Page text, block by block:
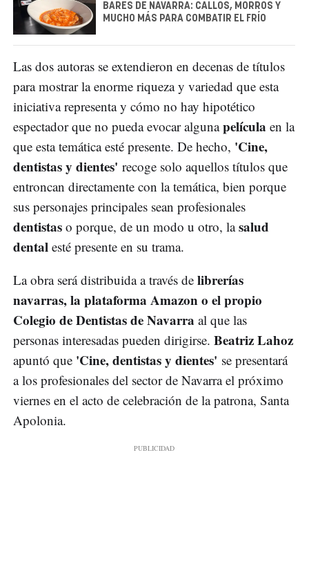
BARES DE NAVARRA: CALLOS, MORROS Y
MUCHO MÁS PARA COMBATIR EL FRÍO
Las dos autoras se extendieron en decenas de títulos
para mostrar la enorme riqueza y variedad que esta
iniciativa representa y cómo no hay hipotético
espectador que no pueda evocar algunapelícula en la
que esta temática esté presente. De hecho, 'Cine,
dentistas y dientes' recoge solo aquellos títulos que
entroncan directamente con la temática, bien porque
sus personajes principales sean profesionales
dentistas o porque, de un modo u otro, lasalud
dental esté presente en su trama.
La obra será distribuida a través de librerías
navarras, la plataforma Amazon o el propio
Colegio de Dentistas de Navarra al que las
personas interesadas pueden dirigirse. Beatriz Lahoz
apuntó que 'Cine, dentistas y dientes' se presentará
a los profesionales del sector de Navarra el próximo
viernes en el acto de celebración de la patrona, Santa
Apolonia.